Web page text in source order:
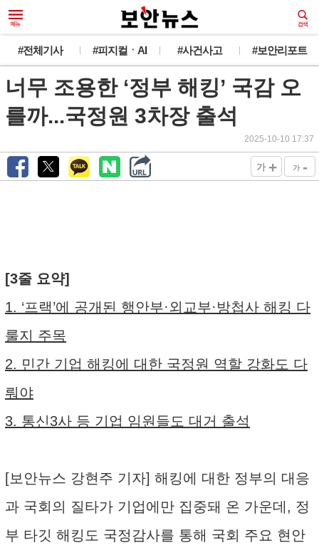
#전체기사 #피지컬ㆍAI #사건사고 #보안리포트
너무 조용한 ‘정부 해킹’ 국감 오
를까...국정원 3차장 출석
2025-10-10 17:37
가 + 가 -
[3줄 요약]
1. ‘프랙’에 공개된 행안부·외교부·방첩사 해킹 다
룰지 주목
2. 민간 기업 해킹에 대한 국정원 역할 강화도 다
뤄야
3. 통신3사 등 기업 임원들도 대거 출석
[보안뉴스 강현주 기자] 해킹에 대한 정부의 대응
과 국회의 질타가 기업에만 집중돼 온 가운데, 정
부 타깃 해킹도 국정감사를 통해 국회 주요 현안